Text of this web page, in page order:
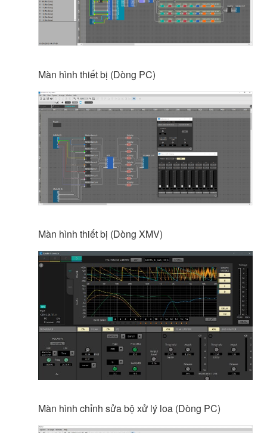
Màn hình thiết bị (Dòng PC)
Màn hình thiết bị (Dòng XMV)
Màn hình chỉnh sửa bộ xử lý loa (Dòng PC)